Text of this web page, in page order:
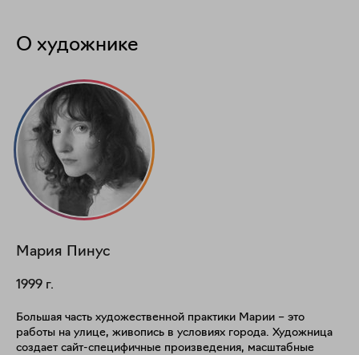
О художнике
Мария Пинус
1999 г.
Большая часть художественной практики Марии – это
работы на улице, живопись в условиях города. Художница
создает сайт-специфичные произведения, масштабные